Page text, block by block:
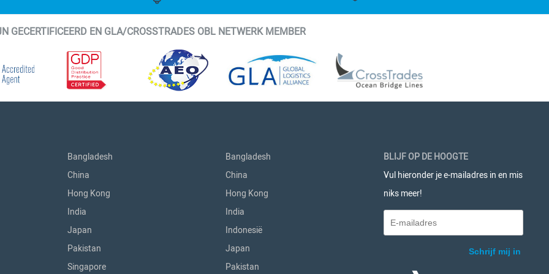
GECERTIFICEERD EN GLA/CROSSTRADES OBL NETWERK MEMBER
Bangladesh
China
Hong Kong
India
Japan
Pakistan
Singapore
Bangladesh
China
Hong Kong
India
Indonesië
Japan
Pakistan
BLIJF OP DE HOOGTE
Vul hieronder je e-mailadres in en mis
niks meer!